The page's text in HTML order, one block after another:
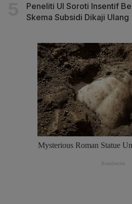
Peneliti UI Soroti Insentif
Skema Subsidi Dikaji Ulang